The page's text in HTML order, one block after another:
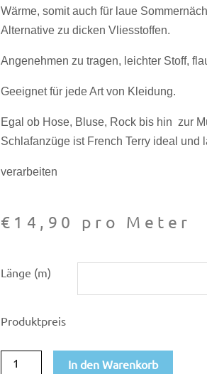
Wärme, somit auch für laue
Alternative zu dicken Vliesstoffen.
Angenehmen zu tragen, leichter Stoff,
Geeignet für jede Art von Kleidung.
Egal ob Hose, Bluse, Rock bis hin zur
Schlafanzüge ist French Terry ideal und
verarbeiten
€ 14,90 pro Meter
Länge (m)
Produktpreis
Terry
braun
In den Warenkorb